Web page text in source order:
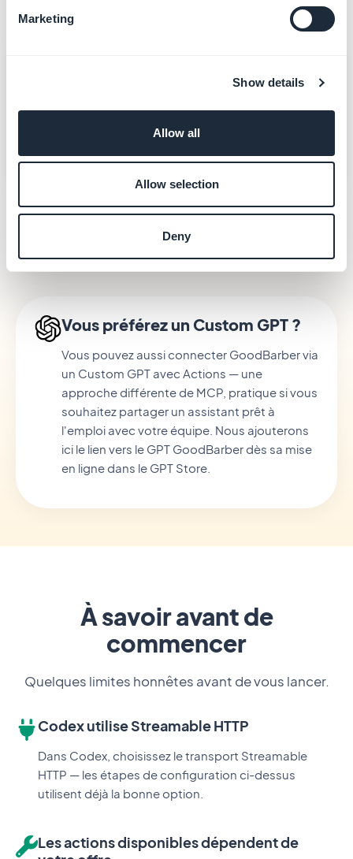
Marketing
Show details
Allow all
Allow selection
Deny
Envoie un push à tous mes clients pour
validation du message.
Vous préférez un Custom GPT ?
Vous pouvez aussi connecter GoodBarber via
un Custom GPT avec Actions — une
approche différente de MCP, pratique si vous
souhaitez partager un assistant prêt à
l'emploi avec votre équipe. Nous ajouterons
ici le lien vers le GPT GoodBarber dès sa mise
en ligne dans le GPT Store.
À savoir avant de
commencer
Quelques limites honnêtes avant de vous lancer.
Codex utilise Streamable HTTP
Dans Codex, choisissez le transport Streamable
HTTP — les étapes de configuration ci-dessus
utilisent déjà la bonne option.
Les actions disponibles dépendent de